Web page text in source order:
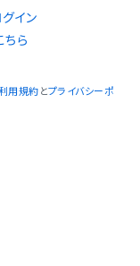
グイン
ちら
用規約 とプライバシーポ